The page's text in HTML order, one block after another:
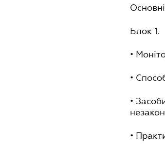
Блок 1.
•
•
•
•